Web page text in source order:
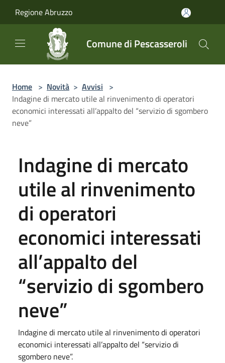
Regione Abruzzo
Comune di Pescasseroli
Home > Novità > Avvisi >
Indagine di mercato utile al rinvenimento di operatori
economici interessati all’appalto del “servizio di sgombero
neve”
Indagine di mercato
utile al rinvenimento
di operatori
economici interessati
all’appalto del
“servizio di sgombero
neve”
Indagine di mercato utile al rinvenimento di operatori
economici interessati all’appalto del “servizio di
sgombero neve”.